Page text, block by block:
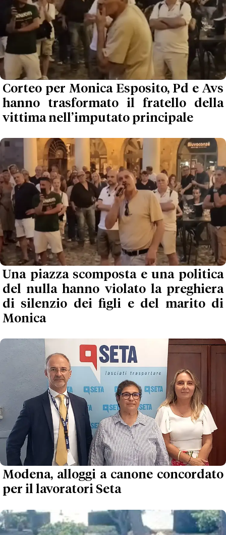
Corteo per Monica Esposito, Pd e Avs
hanno trasformato il fratello della
vittima nell’imputato principale
Una piazza scomposta e una politica
del nulla hanno violato la preghiera
di silenzio dei figli e del marito di
Monica
Modena, alloggi a canone concordato
per il lavoratori Seta